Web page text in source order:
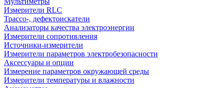
Измерители RLC
Трассо-, дефектоискатели
Анализаторы качества электроэнергии
Измерители сопротивления
Источники-измерители
Измерители параметров электробезопасности
Аксессуары и опции
Измерение параметров окружающей среды
Измерители температуры и влажности